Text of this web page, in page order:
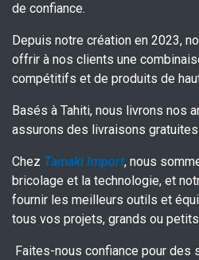
de confiance.
Depuis notre création en 2023,
offrir à nos clients une
compétitifs et de produits de
Basés à Tahiti, nous livrons nos
assurons des livraisons gratuites
Chez Tamaki Import, nous
bricolage et la technologie, et
fournir les meilleurs outils et
tous vos projets, grands ou
Faites-nous confiance pour des